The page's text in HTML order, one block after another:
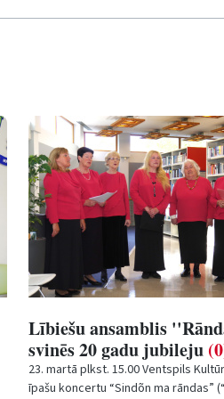
Lībiešu ansamblis
svinēs 20 gadu jubileju
23. martā plkst. 15.00 Ventspils
īpašu koncertu “Sindõn ma rāndas”